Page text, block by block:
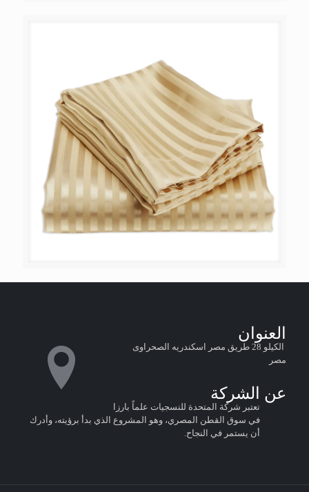
العنوان
الكيلو 28 طريق مصر اسكندريه الصحراوى
مصر
عن الشركة
تعتبر شركة المتحدة للنسجيات علماً بارزا
في سوق القطن المصري، وهو المشروع الذي بدأ برؤيته، وأدرك
أن يستمر في النجاح.